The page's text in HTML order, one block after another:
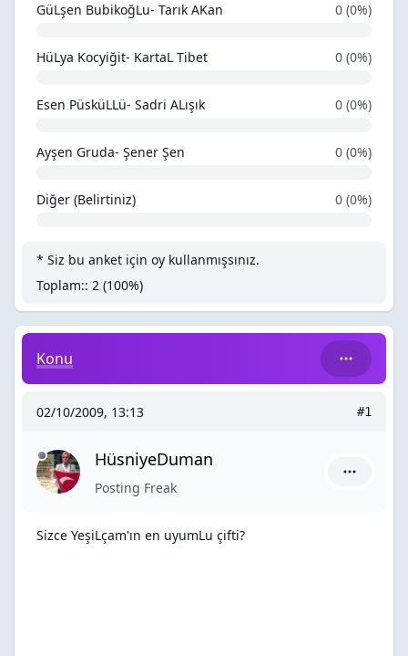
GüLşen BubikoğLu- Tarık AKan 0 (0%)
HüLya Kocyiğit- KartaL Tibet 0 (0%)
Esen PüsküLLü- Sadri ALışık 0 (0%)
Ayşen Gruda- Şener Şen 0 (0%)
Diğer (Belirtiniz) 0 (0%)
* Siz bu anket için oy kullanmışsınız.
Toplam:: 2 (100%)
Sizce YeşiLçam'ın en uyumLu çifti?
Konu
02/10/2009, 13:13 #1
HüsniyeDuman
Posting Freak
Sizce YeşiLçam'ın en uyumLu çifti?